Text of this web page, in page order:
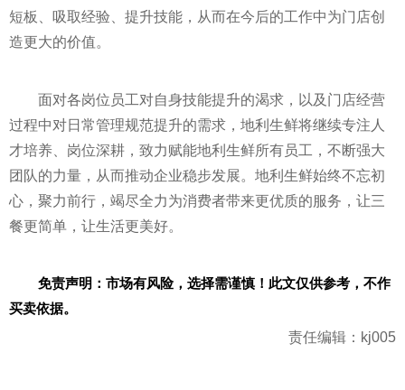
短板、吸取经验、提升技能，从而在今后的工作中为门店创
造更大的价值。
面对各岗位员工对自身技能提升的渴求，以及门店经营
过程中对日常管理规范提升的需求，地利生鲜将继续专注人
才培养、岗位深耕，致力赋能地利生鲜所有员工，不断强大
团队的力量，从而推动企业稳步发展。地利生鲜始终不忘初
心 ，聚力前行，竭尽全力为消费者带来更优质的服务，让三
餐更简单，让生活更美好。
免责声明：市场有风险，选择需谨慎！此文仅供参考，不作
买卖依据。
责任编辑：kj005